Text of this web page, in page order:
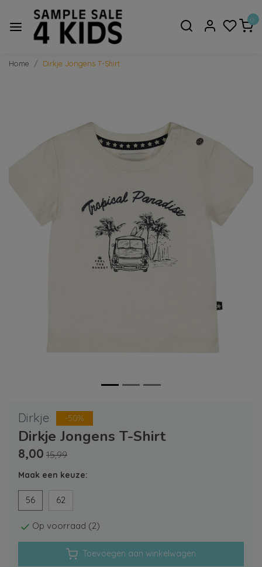
0
Home Dirkje Jongens T-Shirt
Dirkje -50%
Dirkje Jongens T-Shirt
8,00 15,99
Maak een keuze:
56 62
Op voorraad (2)
Toevoegen aan winkelwagen